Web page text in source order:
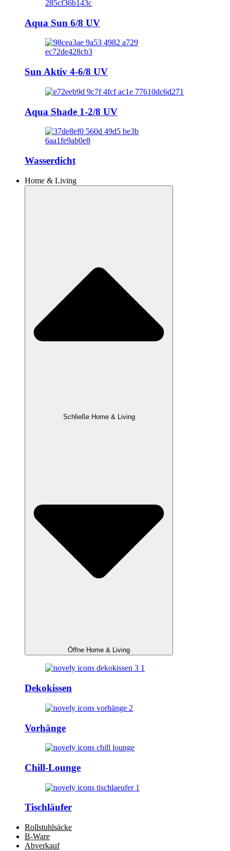
Aqua Sun 6/8 UV
Sun Aktiv 4-6/8 UV
Aqua Shade 1-2/8 UV
Wasserdicht
Home & Living
Schließe Home & Living
Öffne Home & Living
Dekokissen
Vorhänge
Chill-Lounge
Tischläufer
Rollstuhlsäcke
B-Ware
Abverkauf